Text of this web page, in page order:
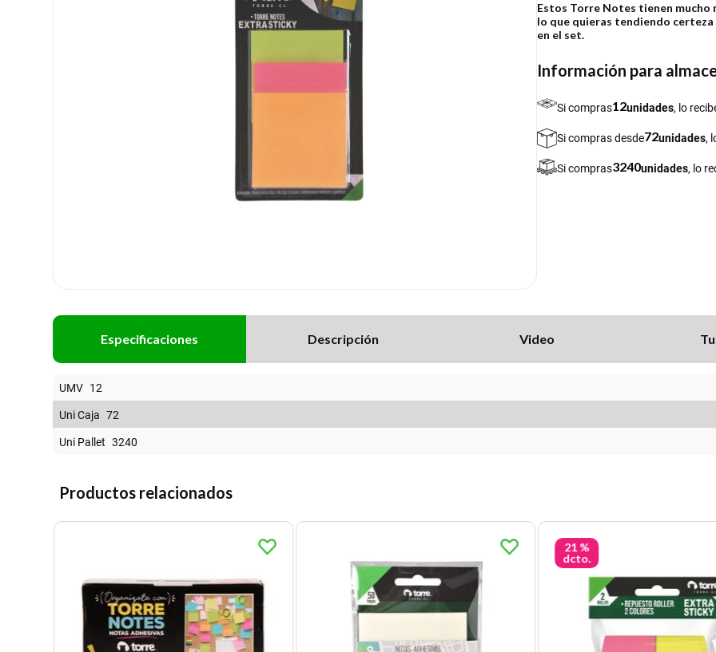
Estos Torre Notes tienen mucho
lo que quieras tendiendo certeza
en el set.
Información para
Si compras12unidades, lo
Si compras desde72unidades,
Si compras3240unidades, lo
Especificaciones Descripción Video
UMV 12
Uni Caja 72
Uni Pallet 3240
Productos relacionados
21 %
dcto.